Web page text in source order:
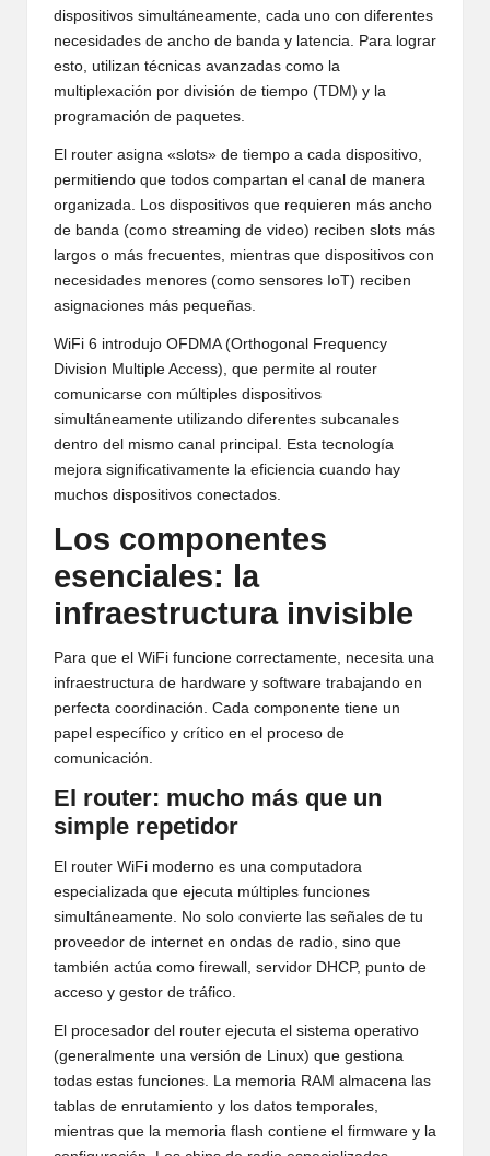
dispositivos simultáneamente, cada uno con diferentes
necesidades de ancho de banda y latencia. Para lograr
esto, utilizan técnicas avanzadas como la
multiplexación por división de tiempo (TDM) y la
programación de paquetes.
El router asigna «slots» de tiempo a cada dispositivo,
permitiendo que todos compartan el canal de manera
organizada. Los dispositivos que requieren más ancho
de banda (como streaming de video) reciben slots más
largos o más frecuentes, mientras que dispositivos con
necesidades menores (como sensores IoT) reciben
asignaciones más pequeñas.
WiFi 6 introdujo OFDMA (Orthogonal Frequency
Division Multiple Access), que permite al router
comunicarse con múltiples dispositivos
simultáneamente utilizando diferentes subcanales
dentro del mismo canal principal. Esta tecnología
mejora significativamente la eficiencia cuando hay
muchos dispositivos conectados.
Los componentes
esenciales: la
infraestructura invisible
Para que el WiFi funcione correctamente, necesita una
infraestructura de hardware y software trabajando en
perfecta coordinación. Cada componente tiene un
papel específico y crítico en el proceso de
comunicación.
El router: mucho más que un
simple repetidor
El router WiFi moderno es una computadora
especializada que ejecuta múltiples funciones
simultáneamente. No solo convierte las señales de tu
proveedor de internet en ondas de radio, sino que
también actúa como firewall, servidor DHCP, punto de
acceso y gestor de tráfico.
El procesador del router ejecuta el sistema operativo
(generalmente una versión de Linux) que gestiona
todas estas funciones. La memoria RAM almacena las
tablas de enrutamiento y los datos temporales,
mientras que la memoria flash contiene el firmware y la